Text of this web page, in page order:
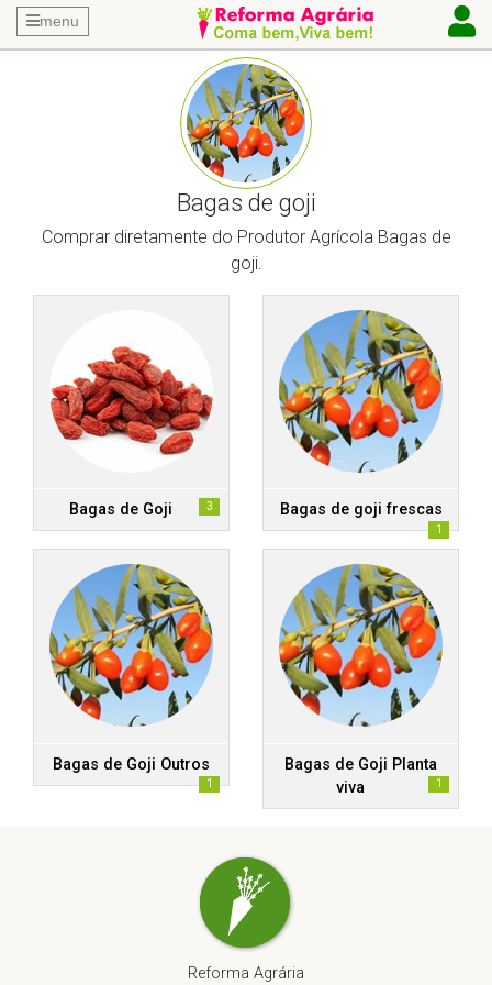
menu
Bagas de goji
Comprar diretamente do Produtor Agrícola Bagas de
goji.
Bagas de Goji 3 Bagas de goji frescas
1
Bagas de Goji Outros
1
Bagas de Goji Planta
viva
1
Reforma Agrária